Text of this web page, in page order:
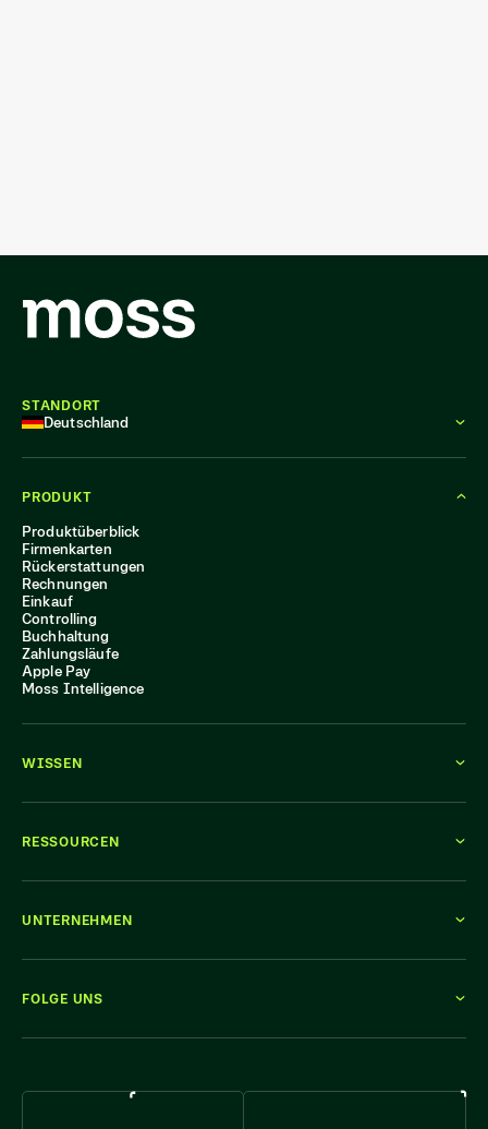
PRODUKT
Produktüberblick
Firmenkarten
Rückerstattungen
Rechnungen
Einkauf
Controlling
Buchhaltung
Zahlungsläufe
Apple Pay
Moss Intelligence
WISSEN
RESSOURCEN
UNTERNEHMEN
FOLGE UNS
STANDORT
Deutschland